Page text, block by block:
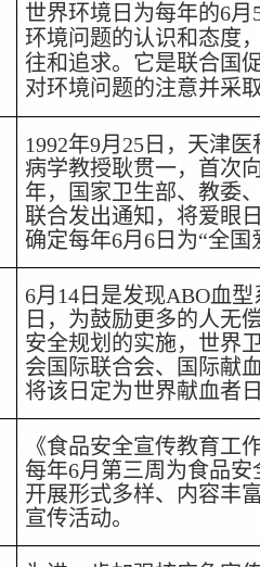
世界环境日为每年的6月
环境问题的认识和态度
往和追求。它是联合国
对环境问题的注意并采
1992年9月 25 日 ，天津
病学教授耿贯一，首次
年，国家卫生部、教委
联合发出通知，将爱眼
确定每年6月6 日为“全国
6月 14 日 是发现ABO血型
日，为鼓励更多的人无
安全规划的实施，世界
会国际联合会、国际献
将该日定为世界献血者
《食品安全宣传教育工
每年6月第三周为食品
开展形式多样、内容丰
宣传活动。